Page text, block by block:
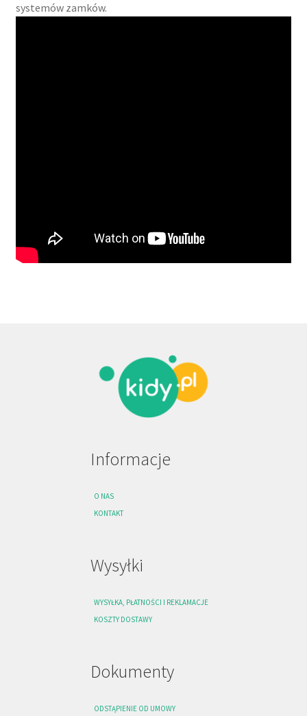
systemów zamków.
Informacje
O NAS
KONTAKT
Wysyłki
WYSYŁKA, PŁATNOŚCI I REKLAMACJE
KOSZTY DOSTAWY
Dokumenty
ODSTĄPIENIE OD UMOWY